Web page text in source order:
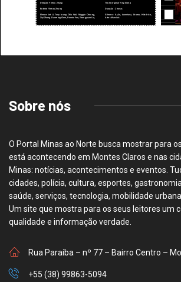
Sobre nós
O Portal Minas ao Norte busca mostrar para
está acontecendo em Montes Claros e nas
Minas: notícias, acontecimentos e eventos.
cidades, polícia, cultura, esportes,
saúde, serviços, tecnologia, mobilidade
Um site que mostra para os seus leitores um
qualidade e informação verdade.
Rua Paraíba – nº 77 – Bairro Centro –
+55 (38) 99863-5094